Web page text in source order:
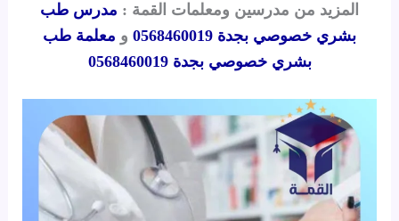
المزيد من مدرسين ومعلمات القمة : مدرس طب
بشري خصوصي بجدة 0568460019
و معلمة طب
بشري خصوصي بجدة 0568460019